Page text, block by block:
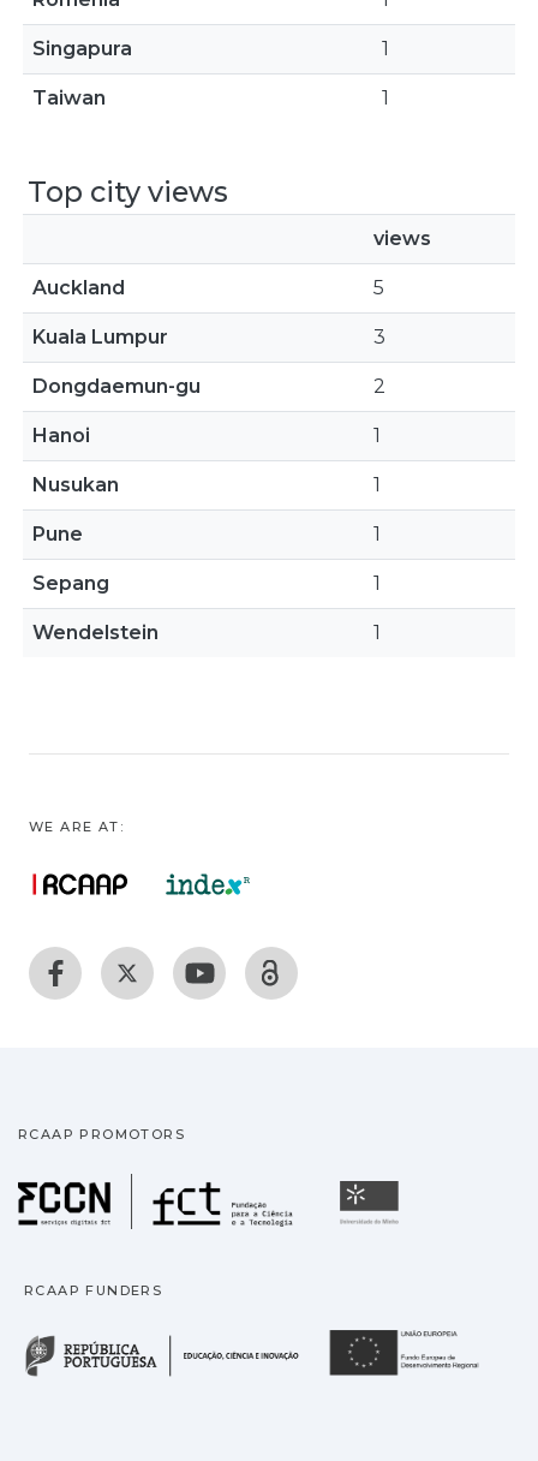
Singapura 1
Taiwan 1
Top city views
views
Auckland 5
Kuala Lumpur 3
Dongdaemun-gu 2
Hanoi 1
Nusukan 1
Pune 1
Sepang 1
Wendelstein 1
WE ARE AT:
RCAAP PROMOTORS
Fundação para a
RCAAP FUNDERS
República Portuguesa